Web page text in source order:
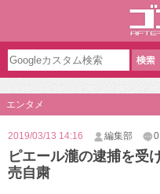
エンタメ
2019/03/13 14:16 編集部 0
ピエール瀧の逮捕を受
売自粛